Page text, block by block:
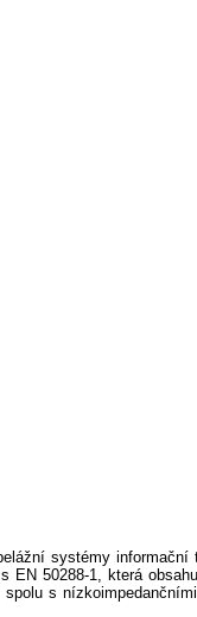
systémy informační
50288-1, která
s